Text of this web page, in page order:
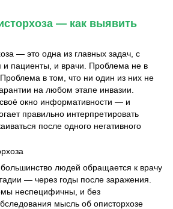
— как выявить
— это одна из главных задач, с
и пациенты, и врачи. Проблема не в
в том, что ни один из них не
на любом этапе инвазии.
окно информативности — и
правильно интерпретировать
после одного негативного
людей обращается к врачу
— через годы после заражения.
неспецифичны, и без
мысль об описторхозе